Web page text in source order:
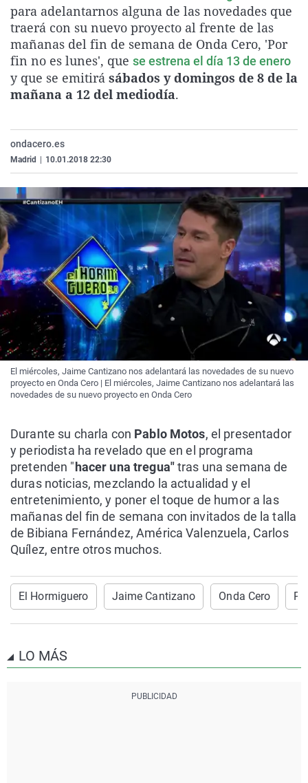
La rosa de los vientos
Gente viajera
Como el perro y el
Caso
Retornados
Equipo de
Operación Viuda
Extremadura
Galicia
La Rioja
Navarra
Virales
Televisión
Elecciones
para adelantarnos alguna de las novedades que
traerá con su nuevo proyecto al frente de las
mañanas del fin de semana de Onda Cero, 'Por
fin no es lunes', que se estrena el día 13 de enero
y que se emitirá sábados y domingos de 8 de la
mañana a 12 del mediodía.
ondacero.es
Madrid 10.01.2018 22:30
El miércoles, Jaime Cantizano nos adelantará las novedades de su nuevo
proyecto en Onda Cero | El miércoles, Jaime Cantizano nos adelantará las
novedades de su nuevo proyecto en Onda Cero
Durante su charla con Pablo Motos, el presentador
y periodista ha revelado que en el programa
pretenden " hacer una tregua"tras una semana de
duras noticias, mezclando la actualidad y el
entretenimiento, y poner el toque de humor a las
mañanas del fin de semana con invitados de la talla
de Bibiana Fernández, América Valenzuela, Carlos
Quílez, entre otros muchos.
El Hormiguero Jaime Cantizano Onda Cero
LO MÁS